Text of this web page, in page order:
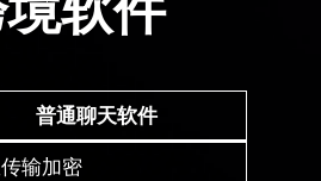
软件
普通聊天软件
输加密